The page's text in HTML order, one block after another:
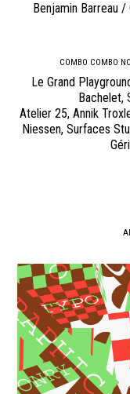
Benjamin Barreau
COMBO COMBO
Le Grand
Bachelet,
Atelier 25, Annik
Niessen, Surfaces